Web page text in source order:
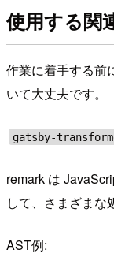
使用する関
作業に着手する前
いて大丈夫です。
gatsby-
remark は
して、さまざまな
AST例: